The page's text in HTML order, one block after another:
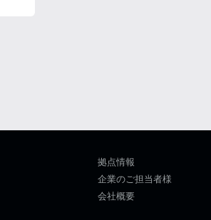
拠点情報
企業のご担当者様
会社概要